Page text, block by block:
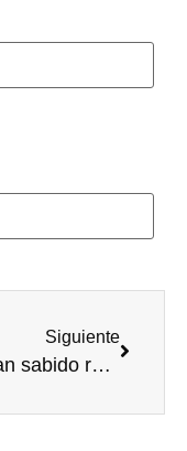
Siguiente
«No han sabido reaccionar y no había nadie para dar la cara»